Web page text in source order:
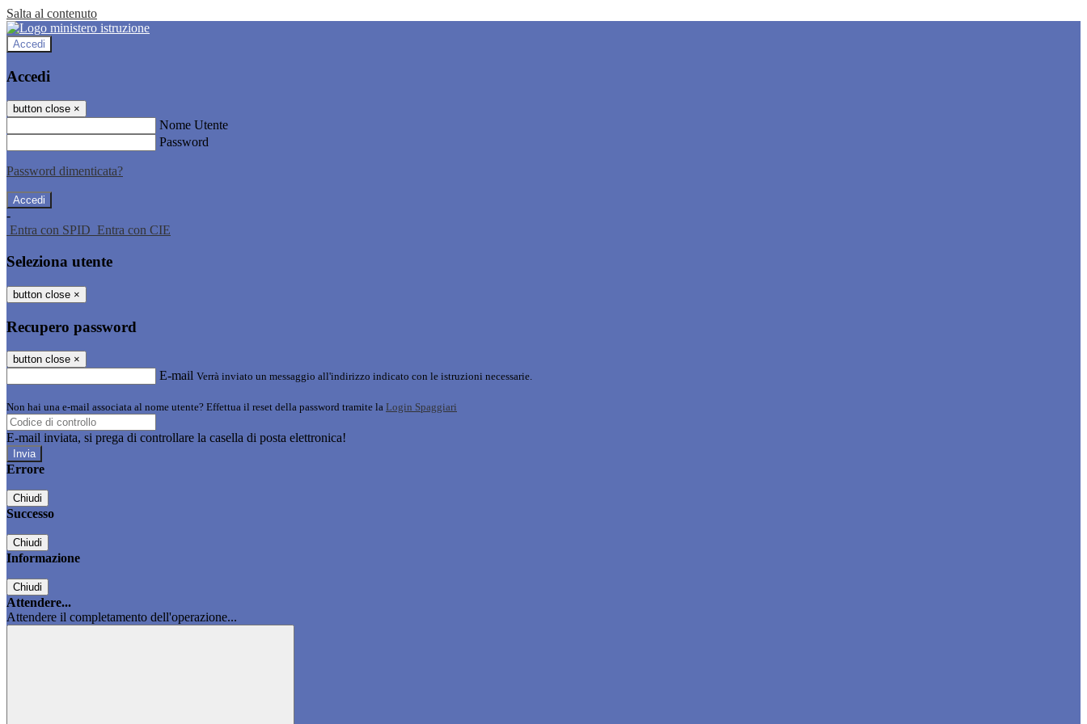
Salta al contenuto
Accedi
Accedi
button close ×
Nome Utente
Password
Password dimenticata?
-
Entra con SPID Entra con CIE
Seleziona utente
button close ×
Recupero password
button close ×
E-mail Verrà inviato un messaggio all'indirizzo indicato con le istruzioni necessarie.
Non hai una e-mail associata al nome utente? Effettua il reset della password tramite la Login Spaggiari
E-mail inviata, si prega di controllare la casella di posta elettronica!
Errore
Chiudi
Successo
Chiudi
Informazione
Chiudi
Attendere...
Attendere il completamento dell'operazione...